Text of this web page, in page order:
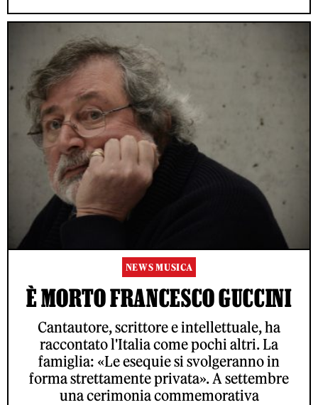
NEWS MUSICA
È MORTO FRANCESCO GUCCINI
Cantautore, scrittore e intellettuale, ha
raccontato l'Italia come pochi altri. La
famiglia: «Le esequie si svolgeranno in
forma strettamente privata». A settembre
una cerimonia commemorativa